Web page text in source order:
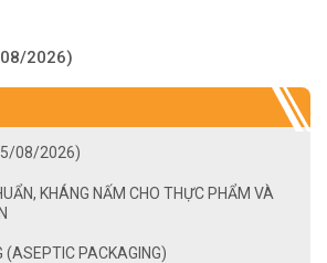
ATTP (05/08/2026)
TIN ATTP (05/08/2026)
KHÁNG NẤM CHO THỰC PHẨM VÀ
(ASEPTIC PACKAGING)